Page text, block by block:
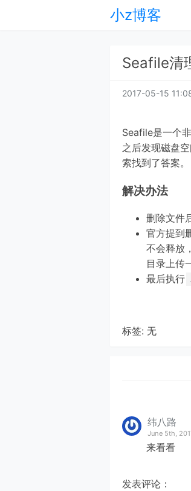
小z博客
Seafile清
2017-05-15
Seafile是一个
之后发现磁盘
索找到了答案。
解决办法
删除文件
官方提到
不会释放
目录上传
最后执行
标签: 无
纬八路
June 5th,
来看看
发表评论：